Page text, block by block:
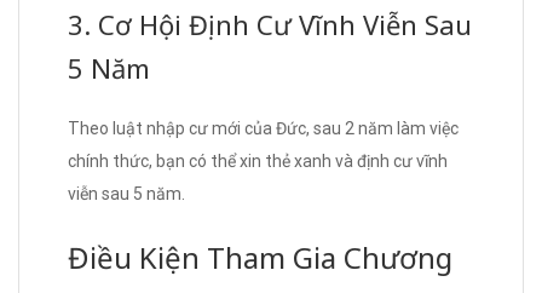
3. Cơ Hội Định Cư Vĩnh Viễn Sau
5 Năm
Theo luật nhập cư mới của Đức, sau 2 năm làm việc
chính thức, bạn có thể xin thẻ xanh và định cư vĩnh
viễn sau 5 năm.
Điều Kiện Tham Gia Chương